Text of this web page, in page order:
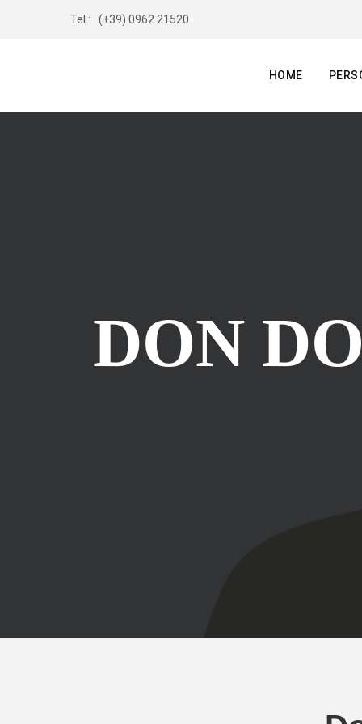
Tel.: (+39) 0962 21520
HOME
DON